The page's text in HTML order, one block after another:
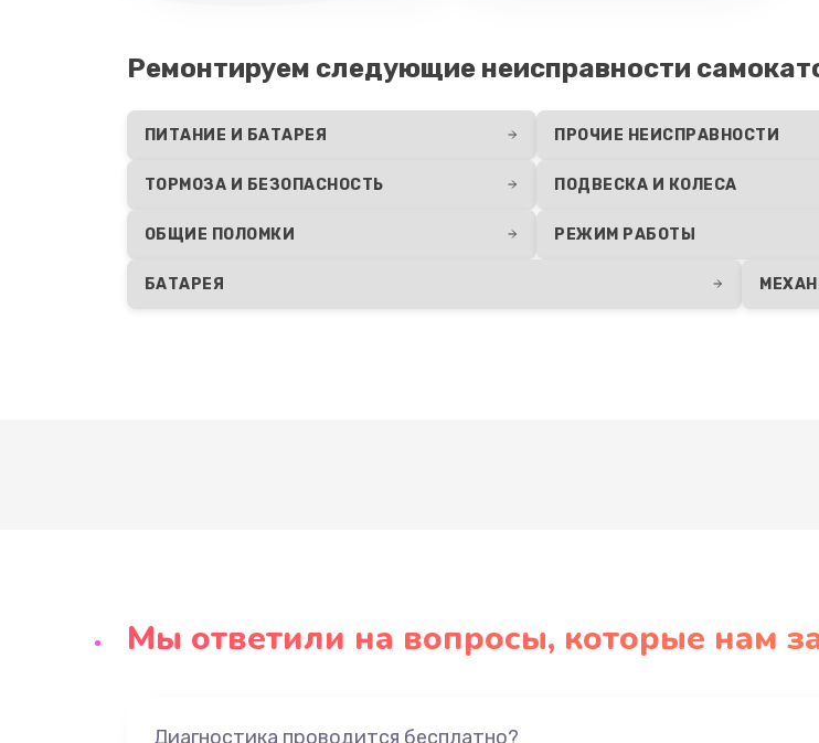
Ремонтируем следующие неисправности
ПИТАНИЕ И БАТАРЕЯ ПРОЧИЕ НЕИСПРАВНОСТИ
ТОРМОЗА И БЕЗОПАСНОСТЬ ПОДВЕСКА И КОЛЕСА
ОБЩИЕ ПОЛОМКИ РЕЖИМ РАБОТЫ
БАТАРЕЯ
Мы ответили на вопросы, которые нам
Диагностика проводится бесплатно?